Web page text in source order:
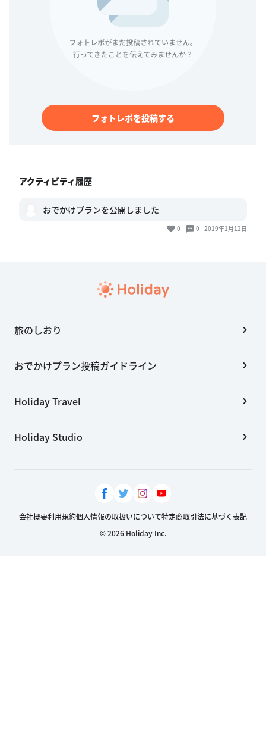
フォトレポを投稿する
アクティビティ履歴
おでかけプランを公開しました
0 0 2019年1月12日
旅のしおり
おでかけプラン投稿ガイドライン
Holiday Travel
Holiday Studio
会社概要利用規約個人情報の取扱いについて特定商取引法に基づく表記
© 2026 Holiday Inc.